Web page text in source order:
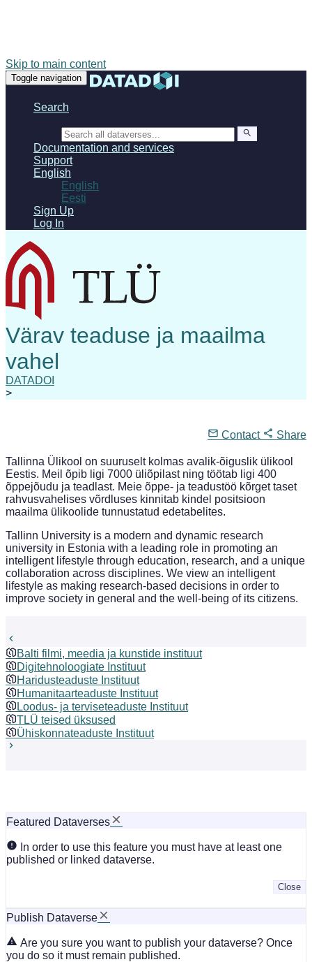
Skip to main content
Toggle navigation
Search
Documentation and services
Support
English
English
Eesti
Sign Up
Log In
DATADOI
>
Contact Share
Tallinna Ülikool on suuruselt kolmas avalik-õiguslik ülikool
Eestis. Meil õpib ligi 7000 üliõpilast ning töötab ligi 400
õppejõudu ja teadlast. Meie õppe- ja teadustöö kõrget taset
rahvusvahelises võrdluses kinnitab kindel positsioon
maailma ülikoolide tunnustatud edetabelites.
Tallinn University is a modern and dynamic research
university in Estonia with a leading role in promoting an
intelligent lifestyle through education, research, and a unique
collaboration across disciplines. We view an intelligent
lifestyle as making research-based decisions in order to
improve society in general and the well-being of its citizens.
Balti filmi, meedia ja kunstide instituut
Digitehnoloogiate Instituut
Haridusteaduste Instituut
Humanitaarteaduste Instituut
Loodus- ja terviseteaduste Instituut
TLÜ teised üksused
Ühiskonnateaduste Instituut
Featured Dataverses
In order to use this feature you must have at least one
published or linked dataverse.
Close
Publish Dataverse
Are you sure you want to publish your dataverse? Once
you do so it must remain published.